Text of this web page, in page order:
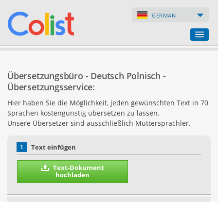
GERMAN
Firmenverzeichnis
Webseiten
Internet-Shops
Übersetzungsbüro - Deutsch Polnisch -
Übersetzungsservice:
Hier haben Sie die Möglichkeit, jeden gewünschten Text in 70
Sprachen kostengünstig übersetzen zu lassen.
Unsere Übersetzer sind ausschließlich Muttersprachler.
1 Text einfügen
Text-Dokument
hochladen